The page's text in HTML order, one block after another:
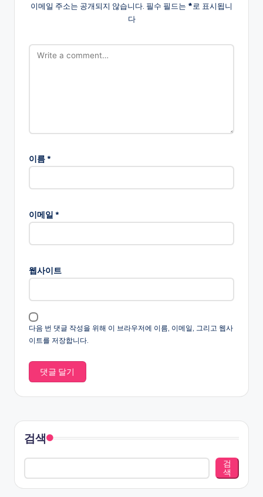
이메일 주소는 공개되지 않습니다. 필수 필드는 *로 표시됩니
다
이름*
이메일 *
웹사이트
다음 번 댓글 작성을 위해 이 브라우저에 이름, 이메일, 그리고 웹사
이트를 저장합니다.
검색
검
색